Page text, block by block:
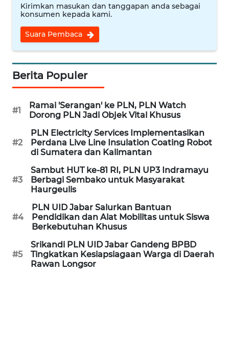
Kirimkan masukan dan tanggapan anda sebagai
konsumen kepada kami.
Suara Pembaca
Berita Populer
#1
Ramai 'Serangan' ke PLN, PLN Watch
Dorong PLN Jadi Objek Vital Khusus
#2
PLN Electricity Services Implementasikan
Perdana Live Line Insulation Coating Robot
di Sumatera dan Kalimantan
#3
Sambut HUT ke-81 RI, PLN UP3 Indramayu
Berbagi Sembako untuk Masyarakat
Haurgeulis
#4
PLN UID Jabar Salurkan Bantuan
Pendidikan dan Alat Mobilitas untuk Siswa
Berkebutuhan Khusus
#5
Srikandi PLN UID Jabar Gandeng BPBD
Tingkatkan Kesiapsiagaan Warga di Daerah
Rawan Longsor
SERDANG
WN
TEBING
TINGGI
WN
PAKPAK
WN
KARAWANG
WN
BEKASI
WN
BOGOR
WN
DEPOK
WN